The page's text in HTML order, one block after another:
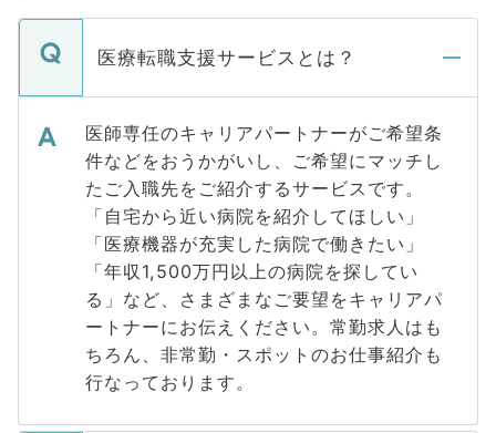
医療転職支援サービスとは？
医師専任のキャリアパートナーがご希望条
件などをおうかがいし、ご希望にマッチし
たご入職先をご紹介するサービスです。
「自宅から近い病院を紹介してほしい」
「医療機器が充実した病院で働きたい」
「年収1,500万円以上の病院を探してい
る」など、さまざまなご要望をキャリアパ
ートナーにお伝えください。常勤求人はも
ちろん、非常勤・スポットのお仕事紹介も
行なっております。